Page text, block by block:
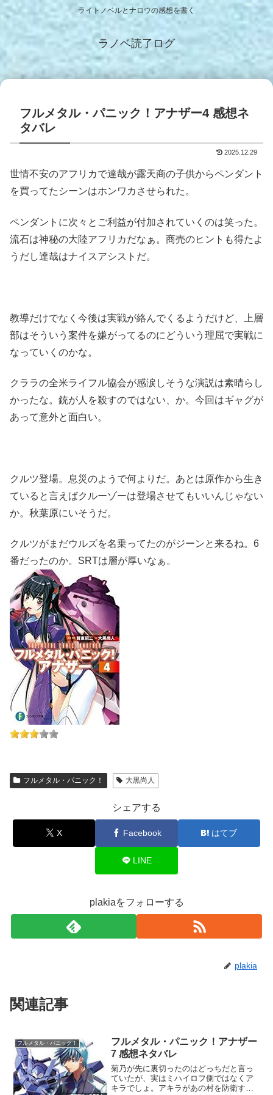
ライトノベルとナロウの感想を書く
ラノベ読了ログ
フルメタル・パニック！アナザー4 感想ネ
タバレ
2025.12.29
世情不安のアフリカで達哉が露天商の子供からペンダント
を買ってたシーンはホンワカさせられた。
ペンダントに次々とご利益が付加されていくのは笑った。
流石は神秘の大陸アフリカだなぁ。商売のヒントも得たよ
うだし達哉はナイスアシストだ。
教導だけでなく今後は実戦が絡んでくるようだけど、上層
部はそういう案件を嫌がってるのにどういう理屈で実戦に
なっていくのかな。
クララの全米ライフル協会が感涙しそうな演説は素晴らし
かったな。銃が人を殺すのではない、か。今回はギャグが
あって意外と面白い。
クルツ登場。息災のようで何よりだ。あとは原作から生き
ていると言えばクルーゾーは登場させてもいいんじゃない
か。秋葉原にいそうだ。
クルツがまだウルズを名乗ってたのがジーンと来るね。6
番だったのか。SRTは層が厚いなぁ。
フルメタル・パニック！ 大黒尚人
シェアする
X Facebook はてブ
LINE
plakiaをフォローする
plakia
関連記事
フルメタル・パニック！
フルメタル・パニック！アナザー
7 感想ネタバレ
菊乃が先に裏切ったのはどっちだと言っ
ていたが、実はミハイロフ側ではなくア
キラでしょ。アキラがあの村を防衛する